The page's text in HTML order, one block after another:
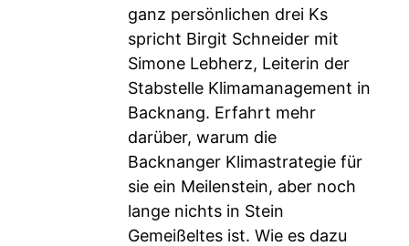
ganz persönlichen drei Ks
spricht Birgit Schneider mit
Simone Lebherz, Leiterin der
Stabstelle Klimamanagement in
Backnang. Erfahrt mehr
darüber, warum die
Backnanger Klimastrategie für
sie ein Meilenstein, aber noch
lange nichts in Stein
Gemeißeltes ist. Wie es dazu